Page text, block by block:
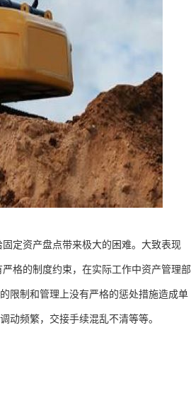
定资产盘点带来极大的困难。大致表现
格的制度约束，在实际工作中资产管理部
限制和管理上没有严格的惩处措施造成单
动频繁，交接手续混乱不清等等。